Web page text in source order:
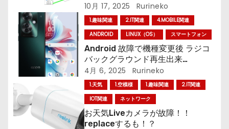
ョ
ン
10月 17, 2025 Rurineko
1.趣味関連 2.IT関連
4.MOBILE関連
ANDROID
LINUX（OS） スマートフォン
Android 故障で機種変更後 ラジコ
バックグラウンド再生出来
ぬ・・・。#radiko #oppo
4月 6, 2025 Rurineko
1.天気 1.空模様 1.趣味関連
2.IT関連
IOT関連
ネットワーク
お天気Liveカメラが故障！！
replaceするも！？